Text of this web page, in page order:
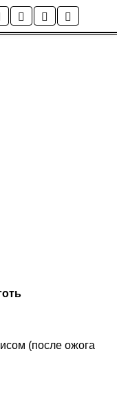
(после ожога